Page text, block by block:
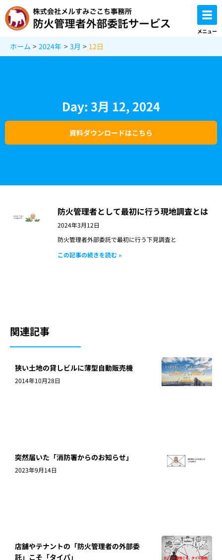
容
を
メニュー
ホーム 2024年 3月 12日
Day: 3月 12, 2024
資料ダウンロードはこちら
防火管理者として最初に行う現地調査とは
2024年3月12日
防火管理者外部委託で最初に行う下見調査と
この記事の続きを読む »
関連記事
狭い土地の貸しビルに薄型自動販売機
2014年10月28日
突然届いた「消防署からのお知らせ」
2023年9月14日
店舗やテナントの「防火管理者の外部委
託」こそ「タイパ」